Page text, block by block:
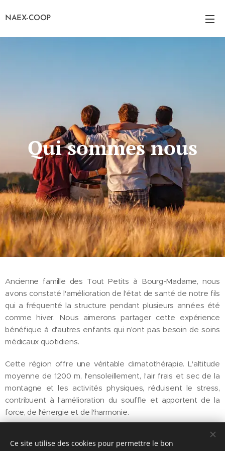
NAEX-COOP
Qui sommes nous
Ancienne famille des Tout Petits à Bourg-Madame, nous
avons constaté l'amélioration de l'état de santé de notre fils
qui a fréquenté la structure pendant plusieurs années été
comme hiver. Nous aimerons partager cette expérience
bénéfique à d'autres enfants qui n'ont pas besoin de soins
médicaux quotidiens.
Cette région offre une véritable climatothérapie. L'altitude
moyenne de 1200 m, l'ensoleillement, l'air frais et sec de la
montagne et les activités physiques, réduisent le stress,
contribuent à l'amélioration du souffle et apportent de la
force, de l'énergie et de l'harmonie.
Nous avons créé cette association dont l'objectif est de
Ce site utilise des cookies pour permettre le bon